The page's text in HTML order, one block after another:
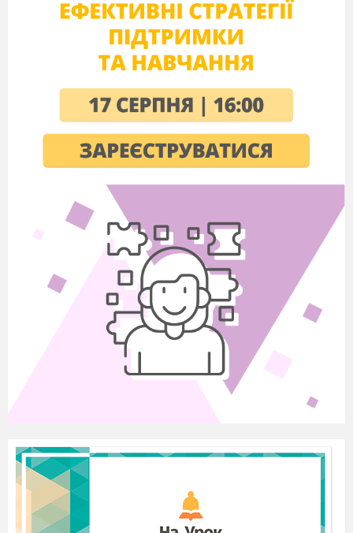
Емпірична
залежність
– це
залежність
яка
підтримується
експериментом
та
спостереженнями
але не
обов’язково
підтримується
теоритично.